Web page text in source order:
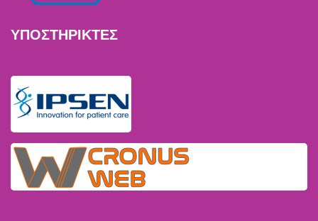
ΥΠΟΣΤΗΡΙΚΤΕΣ